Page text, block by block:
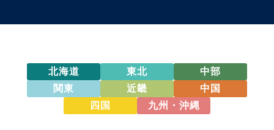
北海道 東北
中部
関東
近畿
中国
四国
九州・沖縄